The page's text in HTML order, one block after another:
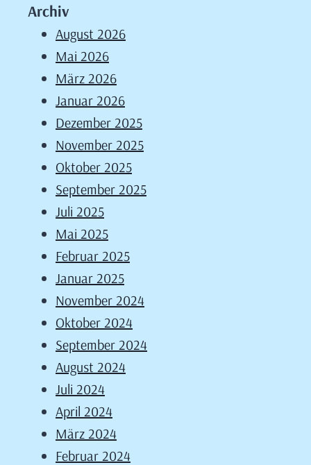
Archiv
August 2026
Mai 2026
März 2026
Januar 2026
Dezember 2025
November 2025
Oktober 2025
September 2025
Juli 2025
Mai 2025
Februar 2025
Januar 2025
November 2024
Oktober 2024
September 2024
August 2024
Juli 2024
April 2024
März 2024
Februar 2024